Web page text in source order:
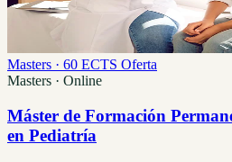
Masters · 60 ECTS Oferta
Masters · Online
Máster de Formación
en Pediatría